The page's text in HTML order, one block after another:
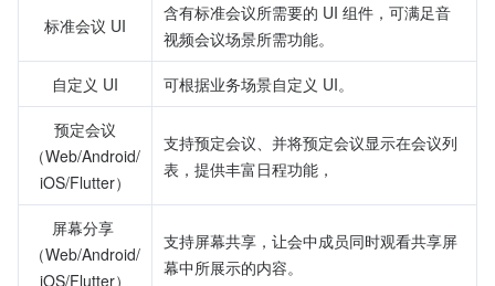
标准会议 UI
含有标准会议所需要的 UI 组件，可满足音
视频会议场景所需功能。
自定义 UI 可根据业务场景自定义 UI。
预定会议
（Web/Android/
iOS/Flutter）
支持预定会议、并将预定会议显示在会议列
表，提供丰富日程功能，
屏幕分享
（Web/Android/
iOS/Flutter）
支持屏幕共享，让会中成员同时观看共享屏
幕中所展示的内容。